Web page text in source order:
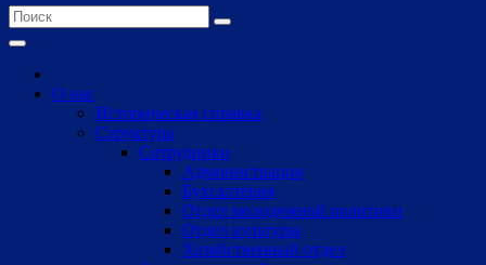
О нас
Историческая справка
Структура
Сотрудники
Администрация
Бухгалтерия
Отдел молодежной политики
Отдел культуры
Хозяйственный отдел